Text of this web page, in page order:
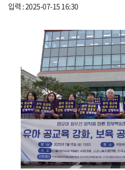
입력 : 2025-07-15 16:30